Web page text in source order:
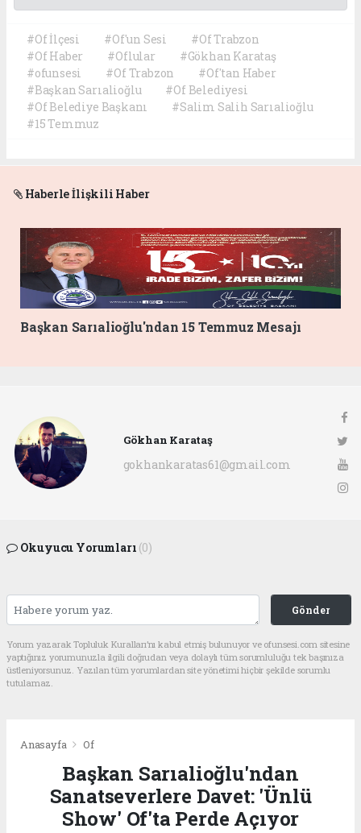
#Of İlçesi #Of'un Sesi
#Of Trabzon
#Of Haber
#Oflular
#Gökhan Karataş
#ofunsesi
#Of Trabzon
#Of'tan Haber
#Başkan Sarıalioğlu
#Of Belediyesi
#Of Belediye Başkanı
#Salim Salih Sarıalioğlu
#15 Temmuz
Haberle İlişkili Haber
Başkan Sarıalioğlu'ndan 15 Temmuz Mesajı
Gökhan Karataş
gokhankaratas61@gmail.com
Okuyucu Yorumları (0)
Gönder
Yorum yazarak Topluluk Kuralları’nı kabul etmiş bulunuyor ve ofunsesi.com sitesine
yaptığınız yorumunuzla ilgili doğrudan veya dolaylı tüm sorumluluğu tek başınıza
üstleniyorsunuz. Yazılan tüm yorumlardan site yönetimi hiçbir şekilde sorumlu
tutulamaz.
Anasayfa Of
Başkan Sarıalioğlu'ndan
Sanatseverlere Davet: 'Ünlü
Show' Of'ta Perde Açıyor